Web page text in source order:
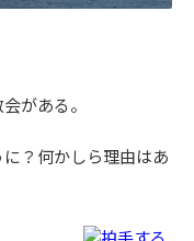
がある。
？何かしら理由はあ